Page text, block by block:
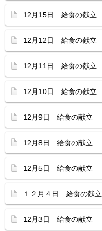
12月15日 給食の献立
12月12日 給食の献立
12月11日 給食の献立
12月10日 給食の献立
12月9日 給食の献立
12月8日 給食の献立
12月5日 給食の献立
１２月４日 給食の献立
12月3日 給食の献立